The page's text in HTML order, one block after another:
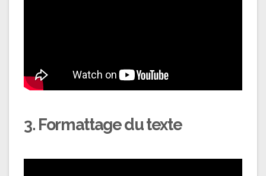
3. Formattage du texte